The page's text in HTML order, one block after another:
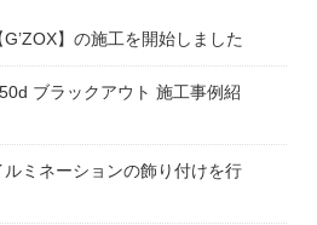
】の施工を開始しました
ブラックアウト 施工事例紹
ミネーションの飾り付けを行